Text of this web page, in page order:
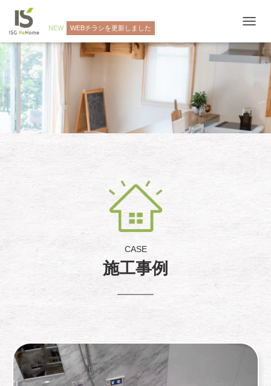
NEW WEBチラシを更新しました
ビ
ゲ
ー
を
切
り
施工事例
CASE